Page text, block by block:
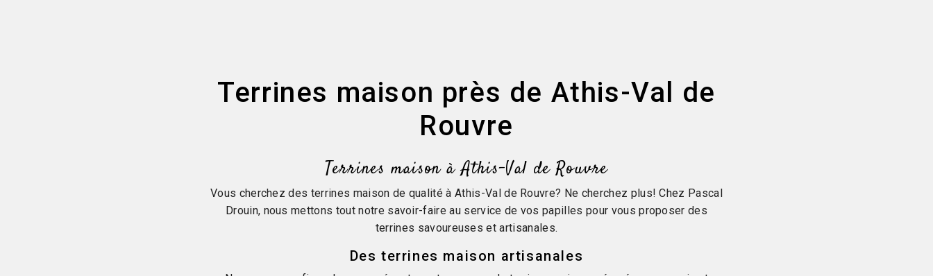
Terrines maison près de Athis-Val de
Rouvre
Terrines maison à Athis-Val de Rouvre
Vous cherchez des terrines maison de qualité à Athis-Val de Rouvre? Ne cherchez plus! Chez Pascal
Drouin, nous mettons tout notre savoir-faire au service de vos papilles pour vous proposer des
terrines savoureuses et artisanales.
Des terrines maison artisanales